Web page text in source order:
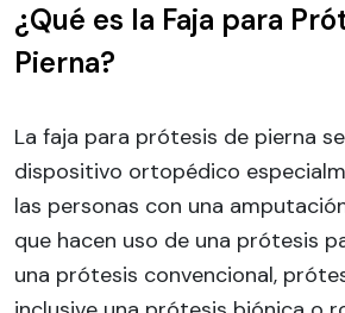
¿Qué es la Faja para
Pierna?
La faja para prótesis de pierna
dispositivo ortopédico
las personas con una
que hacen uso de una prótesis
una prótesis convencional,